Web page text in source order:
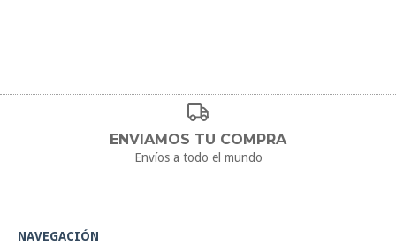
ENVIAMOS TU COMPRA
Envíos a todo el mundo
NAVEGACIÓN